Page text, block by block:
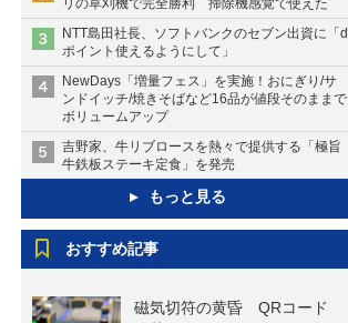
リの草刈機で完全勝利 掃除機感覚で使えた
NTT島田社長、ソフトバンクのセブン出資に「d
ポイント使えるようにして」
NewDays「増量フェス」を実施！おにぎり/サ
ンドイッチ/焼きそばなど16品が値段そのままで
ボリュームアップ
吉野家、牛リブロースを熱々で提供する「極旨
牛鉄板ステーキ定食」を発売
もっと見る
おすすめ記事
磁気切符の黄昏 QRコード